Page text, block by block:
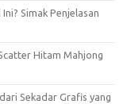
Simak Penjelasan
Hitam Mahjong
Sekadar Grafis yang